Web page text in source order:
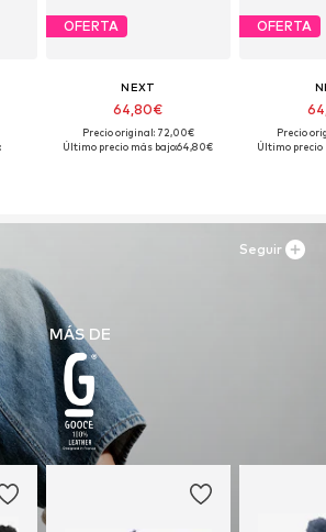
OFERTA
NEXT
64,80€
Precio original: 72,00€
Último precio más bajo:64,80€
OFERTA
Precio
Último precio
MÁS DE
Seguir